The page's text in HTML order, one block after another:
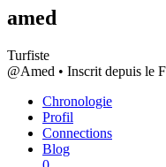
amed
Turfiste
@Amed • Inscrit depuis le
Chronologie
Profil
Connections
Blog